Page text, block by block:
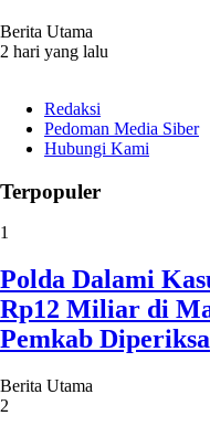
Berita Utama
2 hari yang lalu
Redaksi
Pedoman Media Siber
Hubungi Kami
Terpopuler
1
Polda Dalami
Rp12 Miliar di
Pemkab Diperiksa
Berita Utama
2